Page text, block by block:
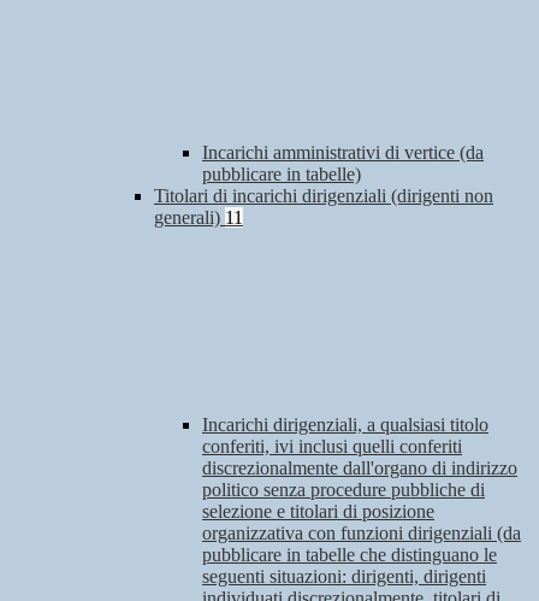
Incarichi amministrativi di vertice (da
pubblicare in tabelle)
Titolari di incarichi dirigenziali (dirigenti non
generali) 11
Incarichi dirigenziali, a qualsiasi titolo
conferiti, ivi inclusi quelli conferiti
discrezionalmente dall'organo di indirizzo
politico senza procedure pubbliche di
selezione e titolari di posizione
organizzativa con funzioni dirigenziali (da
pubblicare in tabelle che distinguano le
seguenti situazioni: dirigenti, dirigenti